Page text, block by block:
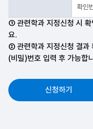
확인
① 관련학과 지정신청 시
요.
② 관련학과 지정신청 결과
(비밀)번호 입력 후 가능합
신청하기